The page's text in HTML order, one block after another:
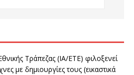
Τράπεζας (ΙΑ/ΕΤΕ) φιλοξενεί
με δημιουργίες τους (εικαστικά